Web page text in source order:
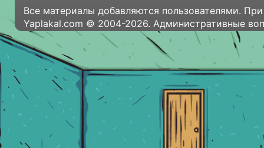
Все материалы добавляются пользователями.
Yaplakal.com © 2004-2026. Административные